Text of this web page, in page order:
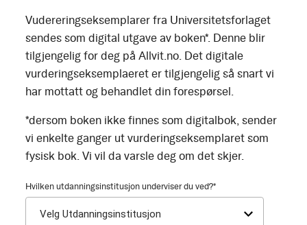
Vudereringseksemplarer fra Universitetsforlaget
sendes som digital utgave av boken*. Denne blir
tilgjengelig for deg på Allvit.no. Det digitale
vurderingseksemplaeret er tilgjengelig så snart vi
har mottatt og behandlet din forespørsel.
*dersom boken ikke finnes som digitalbok, sender
vi enkelte ganger ut vurderingseksemplaret som
fysisk bok. Vi vil da varsle deg om det skjer.
Hvilken utdanningsinstitusjon underviser du ved?*